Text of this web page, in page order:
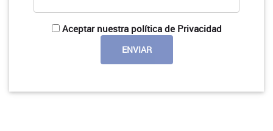
Aceptar nuestra política de Privacidad